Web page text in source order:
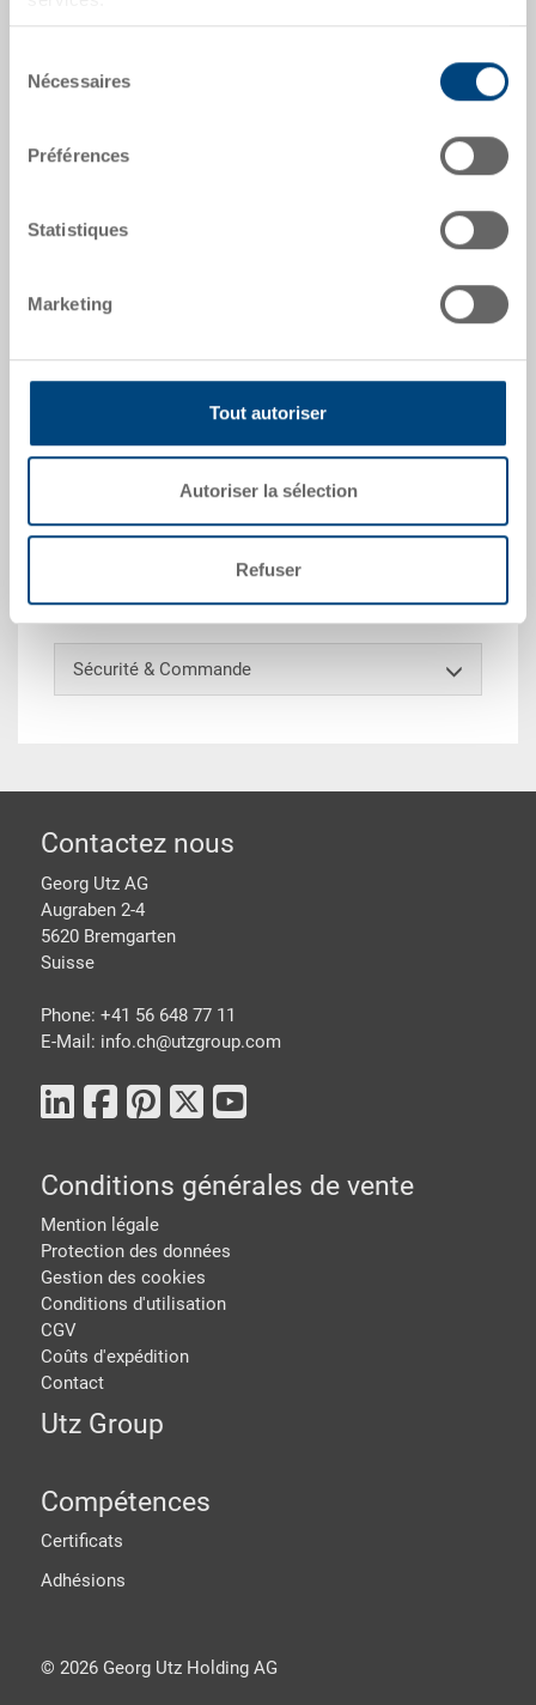
Nécessaires
Préférences
Statistiques
Marketing
Tout autoriser
Autoriser la sélection
Refuser
Coloris:
Casier modulaire, PP, bleu clair RAL 5012, grandeur
préhension sur 1 petit côté, pour EUROTEC 600x400
Modèles spéciaux - Notre domaine de
Sécurité & Commande
pied de page
Contactez nous
Georg Utz AG
Augraben 2-4
5620 Bremgarten
Suisse
Phone: +41 56 648 77 11
E-Mail: info.ch@utzgroup.com
Conditions générales de vente
Mention légale
Protection des données
Gestion des cookies
Conditions d'utilisation
CGV
Coûts d'expédition
Contact
Utz Group
Compétences
Certificats
Adhésions
© 2026Georg Utz Holding AG